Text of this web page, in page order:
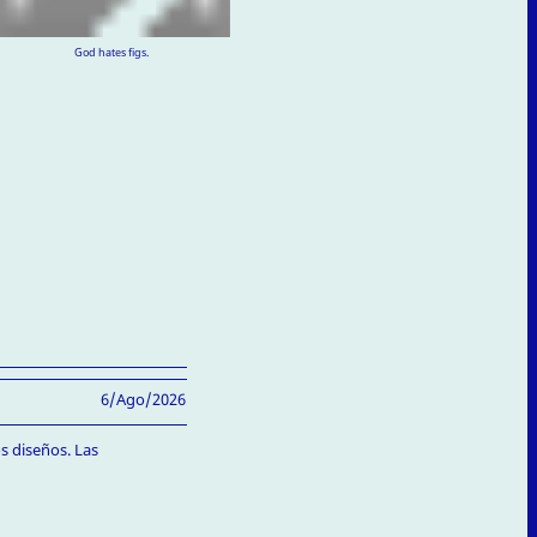
God hates figs.
6/Ago/2026
diseños. Las